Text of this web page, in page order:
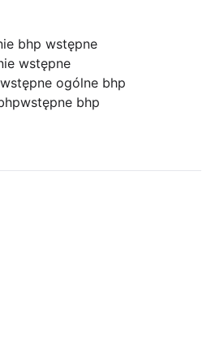
bhp wstępne
wstępne
ogólne bhp
wstępne bhp